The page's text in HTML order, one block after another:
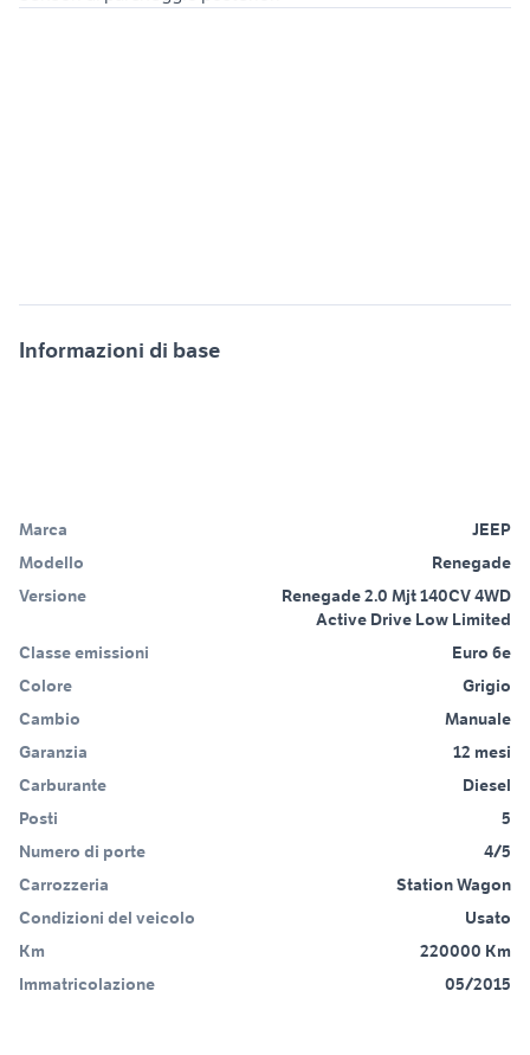
Informazioni di base
Marca
JEEP
Modello
Renegade
Versione
Renegade 2.0 Mjt 140CV 4WD
Active Drive Low Limited
Classe emissioni
Euro 6e
Colore
Grigio
Cambio
Manuale
Garanzia
12 mesi
Carburante
Diesel
Posti
5
Numero di porte
4/5
Carrozzeria
Station Wagon
Condizioni del veicolo
Usato
Km
220000 Km
Immatricolazione
05/2015